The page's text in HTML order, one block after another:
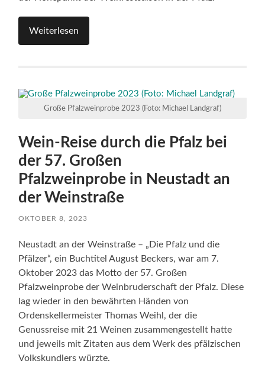
Weiterlesen
Große Pfalzweinprobe 2023 (Foto: Michael Landgraf)
Wein-Reise durch die Pfalz bei
der 57. Großen
Pfalzweinprobe in Neustadt an
der Weinstraße
OKTOBER 8, 2023
Neustadt an der Weinstraße – „Die Pfalz und die
Pfälzer“, ein Buchtitel August Beckers, war am 7.
Oktober 2023 das Motto der 57. Großen
Pfalzweinprobe der Weinbruderschaft der Pfalz. Diese
lag wieder in den bewährten Händen von
Ordenskellermeister Thomas Weihl, der die
Genussreise mit 21 Weinen zusammengestellt hatte
und jeweils mit Zitaten aus dem Werk des pfälzischen
Volkskundlers würzte.